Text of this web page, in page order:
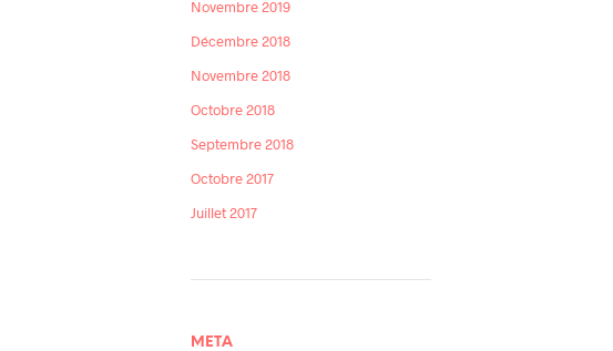
Novembre 2019
Décembre 2018
Novembre 2018
Octobre 2018
Septembre 2018
Octobre 2017
Juillet 2017
META